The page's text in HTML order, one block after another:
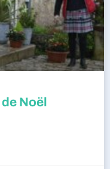
Noël